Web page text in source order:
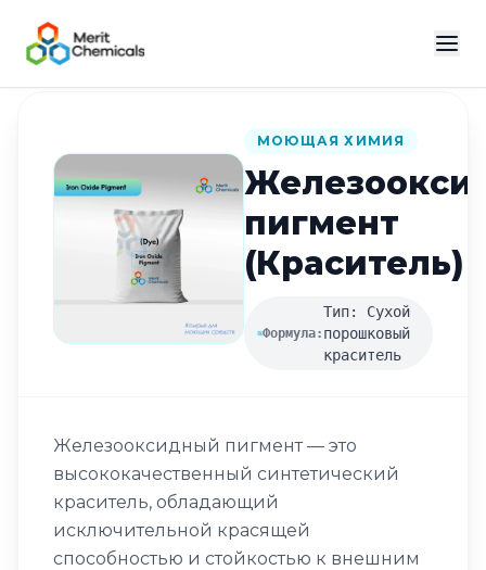
Назад в каталог
МОЮЩАЯ ХИМИЯ
пигмент
(Краситель)
Формула:
Тип: Сухой
порошковый
краситель
Железооксидный пигмент — это
высококачественный синтетический
краситель, обладающий
исключительной красящей
способностью и стойкостью к внешним